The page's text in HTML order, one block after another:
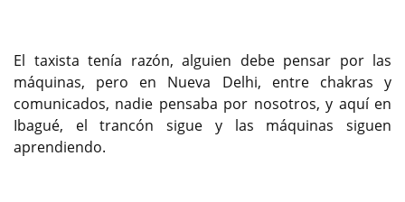
El taxista tenía razón, alguien debe pensar por las
máquinas, pero en Nueva Delhi, entre chakras y
comunicados, nadie pensaba por nosotros, y aquí en
Ibagué, el trancón sigue y las máquinas siguen
aprendiendo.